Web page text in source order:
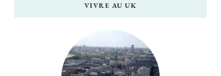
VIVRE AU UK